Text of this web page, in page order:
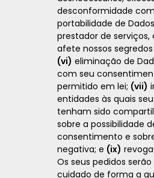
desconformidade
portabilidade de
prestador de
afete nossos
(vi) eliminação de
com seu
permitido em lei; (vii)
entidades às quais
tenham sido
sobre a possibilidade
consentimento e
negativa; e (ix)
Os seus pedidos
cuidado de forma a